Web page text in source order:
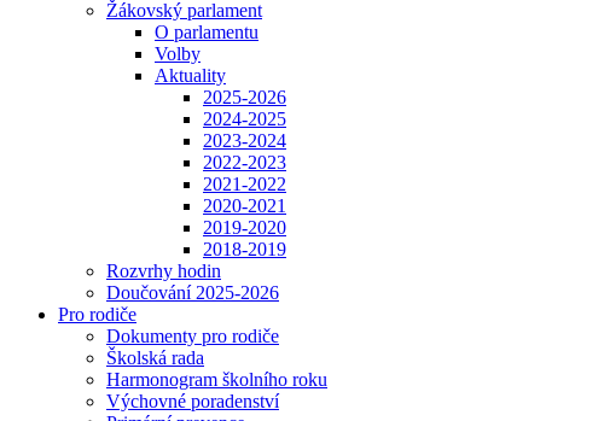
Žákovský parlament
O parlamentu
Volby
Aktuality
2025-2026
2024-2025
2023-2024
2022-2023
2021-2022
2020-2021
2019-2020
2018-2019
Rozvrhy hodin
Doučování 2025-2026
Pro rodiče
Dokumenty pro rodiče
Školská rada
Harmonogram školního roku
Výchovné poradenství